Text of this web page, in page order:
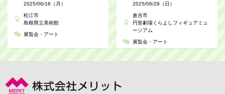
2025/06/16（月）
松江市
島根県立美術館
展覧会・アート
2025/06/29（日）
倉吉市
円形劇場くらよしフィギュアミュ
ージアム
展覧会・アート